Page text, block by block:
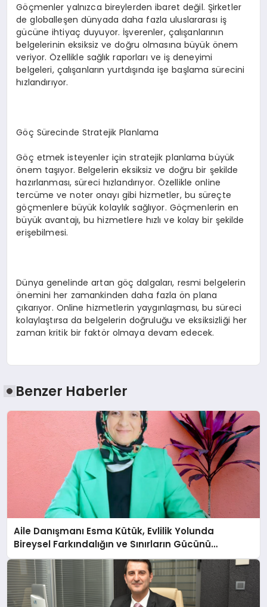
Göçmenler yalnızca bireylerden ibaret değil. Şirketler
de globalleşen dünyada daha fazla uluslararası iş
gücüne ihtiyaç duyuyor. İşverenler, çalışanlarının
belgelerinin eksiksiz ve doğru olmasına büyük önem
veriyor. Özellikle sağlık raporları ve iş deneyimi
belgeleri, çalışanların yurtdışında işe başlama sürecini
hızlandırıyor.
Göç Sürecinde Stratejik Planlama
Göç etmek isteyenler için stratejik planlama büyük
önem taşıyor. Belgelerin eksiksiz ve doğru bir şekilde
hazırlanması, süreci hızlandırıyor. Özellikle online
tercüme ve noter onayı gibi hizmetler, bu süreçte
göçmenlere büyük kolaylık sağlıyor. Göçmenlerin en
büyük avantajı, bu hizmetlere hızlı ve kolay bir şekilde
erişebilmesi.
Dünya genelinde artan göç dalgaları, resmi belgelerin
önemini her zamankinden daha fazla ön plana
çıkarıyor. Online hizmetlerin yaygınlaşması, bu süreci
kolaylaştırsa da belgelerin doğruluğu ve eksiksizliği her
zaman kritik bir faktör olmaya devam edecek.
Benzer Haberler
Aile Danışmanı Esma Kütük, Evlilik Yolunda
Bireysel Farkındalığın ve Sınırların Gücünü
Anlatıyor